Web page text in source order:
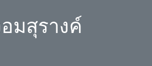
มสุรางค์